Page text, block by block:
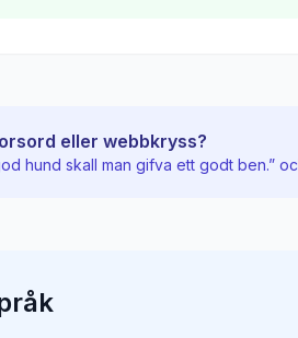
eller webbkryss?
hund skall man gifva ett godt ben.”